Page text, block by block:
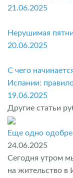
21.06.2025
Нерушимая
20.06.2025
С чего
Испании:
19.06.2025
Другие статьи
Еще одно
24.06.2025
Сегодня утром
на жительство в